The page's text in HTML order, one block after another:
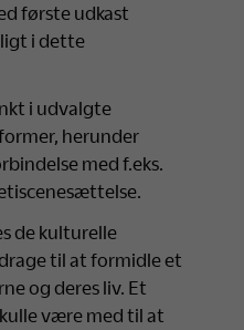
første udkast
i dette
i udvalgte
herunder
med f.eks.
de kulturelle
til at formidle et
og deres liv. Et
være med til at